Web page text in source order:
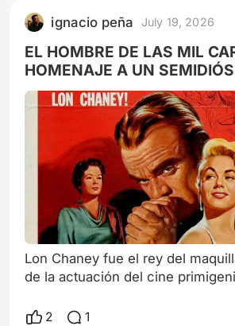
de factura enormemente jugosa.
adaptación de un cuento de 1922
Scott Fitzgerald (autor de El gran
ignacio peña July 19, 2026
EL HOMBRE DE LAS MIL
HOMENAJE A UN
Lon Chaney fue el rey del
de la actuación del cine
mudo, bien dicho cine silente,
2 1